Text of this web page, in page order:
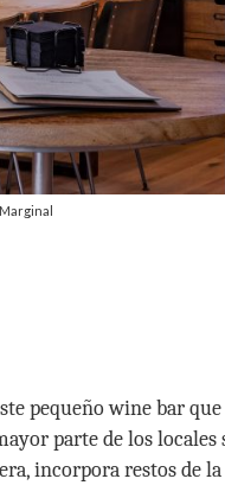
pequeño wine bar
parte de los
incorpora restos de